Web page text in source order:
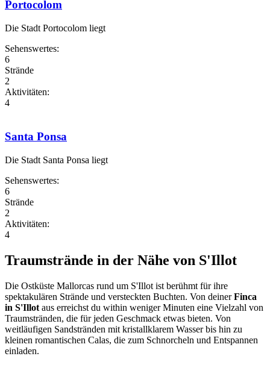
Portocolom
Die Stadt Portocolom liegt
Sehenswertes:
6
Strände
2
Aktivitäten:
4
Santa Ponsa
Die Stadt Santa Ponsa liegt
Sehenswertes:
6
Strände
2
Aktivitäten:
4
Traumstrände in der Nähe von S'Illot
Die Ostküste Mallorcas rund um S'Illot ist berühmt für ihre
spektakulären Strände und versteckten Buchten. Von deinerFinca
in S'Illot aus erreichst du within weniger Minuten eine Vielzahl von
Traumstränden, die für jeden Geschmack etwas bieten. Von
weitläufigen Sandstränden mit kristallklarem Wasser bis hin zu
kleinen romantischen Calas, die zum Schnorcheln und Entspannen
einladen.